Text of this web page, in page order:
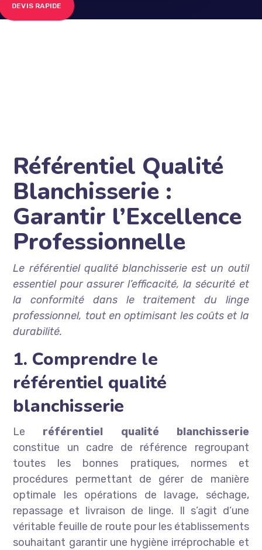
DEVIS RAPIDE
Référentiel Qualité
Blanchisserie :
Garantir l’Excellence
Professionnelle
Le référentiel qualité blanchisserie est un outil
essentiel pour assurer l’efficacité, la sécurité et
la conformité dans le traitement du linge
professionnel, tout en optimisant les coûts et la
durabilité.
1. Comprendre le
référentiel qualité
blanchisserie
Le référentiel qualité blanchisserie
constitue un cadre de référence regroupant
toutes les bonnes pratiques, normes et
procédures permettant de gérer de manière
optimale les opérations de lavage, séchage,
repassage et livraison de linge. Il s’agit d’une
véritable feuille de route pour les établissements
souhaitant garantir une hygiène irréprochable et